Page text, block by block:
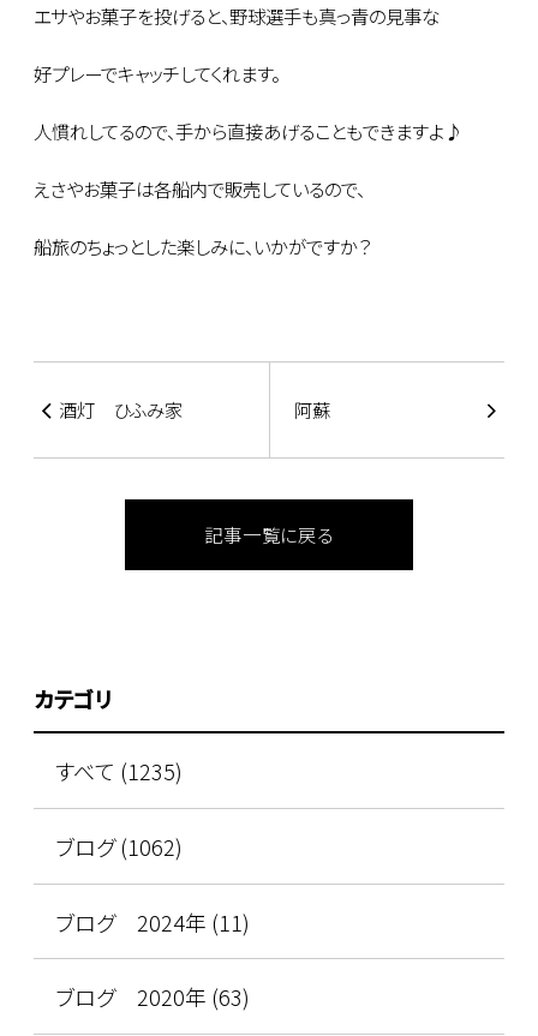
エサやお菓子を投げると、野球選手も真っ青の見事な
好プレーでキャッチしてくれます。
人慣れしてるので、手から直接あげることもできますよ♪
えさやお菓子は各船内で販売しているので、
船旅のちょっとした楽しみに、いかがですか？
酒灯 ひふみ家 阿蘇
記事一覧に戻る
カテゴリ
すべて (1235)
ブログ (1062)
ブログ 2024年 (11)
ブログ 2020年 (63)